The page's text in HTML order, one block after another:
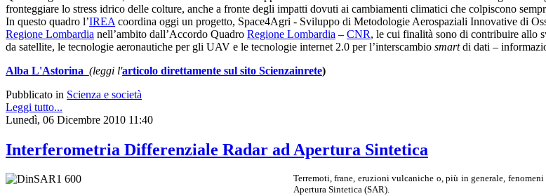
fronteggiare lo stress idrico delle colture, anche a fronte degli impatti dovuti ai cambiamenti climatici che colpiscono
In questo quadro l’IREA coordina oggi un progetto, Space4Agri - Sviluppo di Metodologie Aerospaziali Innovative di
Regione Lombardia nell’ambito dall’Accordo Quadro Regione Lombardia – CNR, le cui finalità sono di contribuire allo
da satellite, le tecnologie aeronautiche per gli UAV e le tecnologie internet 2.0 per l’interscambio smartdi dati –
Alba L'Astorina (leggi l'articolo direttamente sul sito Scienzainrete)
Pubblicato in Scienza e società
Leggi tutto...
Lunedì, 06 Dicembre 2010 11:40
Interferometria Differenziale Radar ad Apertura Sintetica
Terremoti, frane, eruzioni vulcaniche o, più in generale,
Apertura Sintetica (SAR).